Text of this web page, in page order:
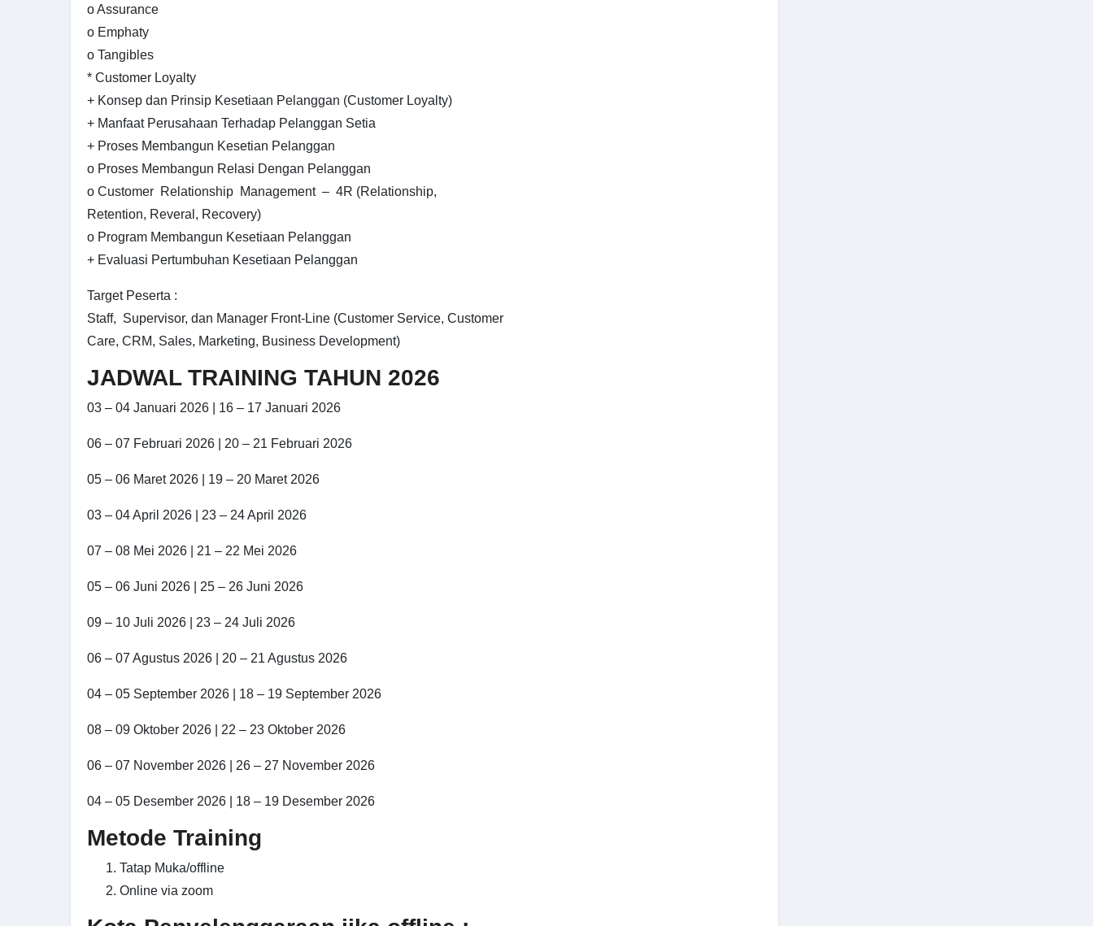
o Assurance
o Emphaty
o Tangibles
* Customer Loyalty
+ Konsep dan Prinsip Kesetiaan Pelanggan (Customer Loyalty)
+ Manfaat Perusahaan Terhadap Pelanggan Setia
+ Proses Membangun Kesetian Pelanggan
o Proses Membangun Relasi Dengan Pelanggan
o Customer Relationship Management – 4R (Relationship,
Retention, Reveral, Recovery)
o Program Membangun Kesetiaan Pelanggan
+ Evaluasi Pertumbuhan Kesetiaan Pelanggan
Target Peserta :
Staff, Supervisor, dan Manager Front-Line (Customer Service, Customer
Care, CRM, Sales, Marketing, Business Development)
JADWAL TRAINING TAHUN 2026
03 – 04 Januari 2026 | 16 – 17 Januari 2026
06 – 07 Februari 2026 | 20 – 21 Februari 2026
05 – 06 Maret 2026 | 19 – 20 Maret 2026
03 – 04 April 2026 | 23 – 24 April 2026
07 – 08 Mei 2026 | 21 – 22 Mei 2026
05 – 06 Juni 2026 | 25 – 26 Juni 2026
09 – 10 Juli 2026 | 23 – 24 Juli 2026
06 – 07 Agustus 2026 | 20 – 21 Agustus 2026
04 – 05 September 2026 | 18 – 19 September 2026
08 – 09 Oktober 2026 | 22 – 23 Oktober 2026
06 – 07 November 2026 | 26 – 27 November 2026
04 – 05 Desember 2026 | 18 – 19 Desember 2026
Metode Training
Tatap Muka/offline
Online via zoom